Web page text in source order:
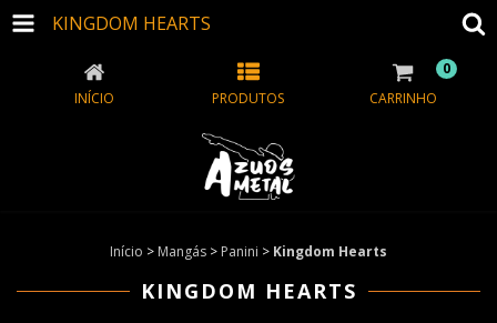
KINGDOM HEARTS
INÍCIO PRODUTOS CARRINHO
0
Início > Mangás > Panini > Kingdom Hearts
KINGDOM HEARTS